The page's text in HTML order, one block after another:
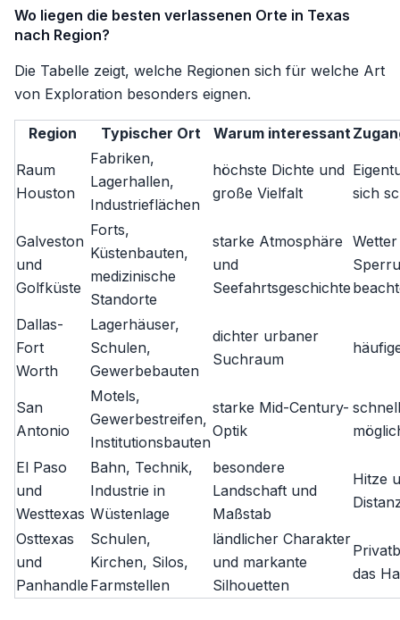
Wo liegen die besten verlassenen Orte in Texas
nach Region?
Die Tabelle zeigt, welche Regionen sich für welche Art
von Exploration besonders eignen.
Region Typischer Ort Warum interessant
Raum
Houston
Fabriken,
Lagerhallen,
Industrieflächen
höchste Dichte und
große Vielfalt
sich
Galveston
und
Golfküste
Forts,
Küstenbauten,
medizinische
Standorte
starke Atmosphäre
und
Seefahrtsgeschichte
Dallas-
Fort
Worth
Lagerhäuser,
Schulen,
Gewerbebauten
dichter urbaner
Suchraum
San
Antonio
Motels,
Gewerbestreifen,
Institutionsbauten
starke Mid-Century-
Optik
El Paso
und
Westtexas
Bahn, Technik,
Industrie in
Wüstenlage
besondere
Landschaft und
Maßstab
Hitze
Osttexas
und
Panhandle
Schulen,
Kirchen, Silos,
Farmstellen
ländlicher Charakter
und markante
Silhouetten
das